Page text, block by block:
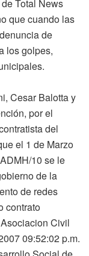
Total News
que cuando las
de
los golpes,
Cesar Balotta y
por el
del
el 1 de Marzo
10 se le
de la
de redes
contrato
Civil
09:52:02 p.m.